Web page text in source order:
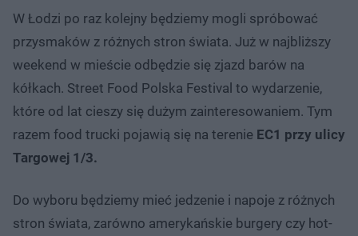
W Łodzi po raz kolejny będziemy mogli spróbować
przysmaków z różnych stron świata. Już w najbliższy
weekend w mieście odbędzie się zjazd barów na
kółkach. Street Food Polska Festival to wydarzenie,
które od lat cieszy się dużym zainteresowaniem. Tym
razem food trucki pojawią się na terenie EC1 przy ulicy
Targowej 1/3.
Do wyboru będziemy mieć jedzenie i napoje z różnych
stron świata, zarówno amerykańskie burgery czy hot-